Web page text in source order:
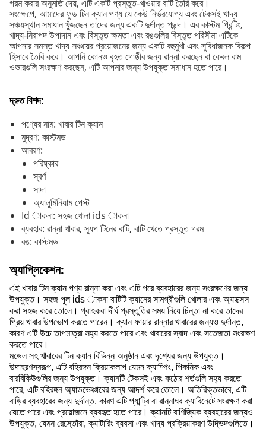
গরম করার অনুমতি দেয়, এটি একটি প্রস্তুত-খাওয়ার বাটি তৈরি করে।
সংক্ষেপে, আমাদের ফুড টিন ক্যান পণ্য যে কেউ নির্ভরযোগ্য এবং টেকসই খাদ্য
সঞ্চয়স্থান সমাধান খুঁজছেন তাদের জন্য একটি দুর্দান্ত পছন্দ। এর কাস্টম প্রিন্টিং,
খাদ্য-নিরাপদ উপাদান এবং বিস্তৃত ক্ষমতা এবং রঙগুলির বিস্তৃত পরিসীমা এটিকে
আপনার সমস্ত খাদ্য সঞ্চয়ের প্রয়োজনের জন্য একটি বহুমুখী এবং সুবিধাজনক বিকল্প
হিসাবে তৈরি করে। আপনি কোনও বৃহত গোষ্ঠীর জন্য রান্না করছেন বা কেবল বাম
ওভারগুলি সংরক্ষণ করছেন, এটি আপনার জন্য উপযুক্ত সমাধান হতে পারে।
দ্রুত বিশদ:
পণ্যের নাম: খাবার টিন ক্যান
মুদ্রণ: কাস্টমড
আবরণ:
পরিষ্কার
স্বর্ণ
সাদা
অ্যালুমিনিয়াম পেস্ট
Id াকনা: সহজ খোলা ids াকনা
ব্যবহার: রান্না খাবার, স্যুপ টিনের বাটি, বাটি খেতে প্রস্তুত গরম
রঙ: কাস্টমড
অ্যাপ্লিকেশন:
এই খাবার টিন ক্যান পণ্য রান্না করা এবং এটি পরে ব্যবহারের জন্য সংরক্ষণের জন্য
উপযুক্ত। সহজ পুল ids াকনা বাটিটি ক্যানের সামগ্রীগুলি খোলার এবং অ্যাক্সেস
করা সহজ করে তোলে। গ্রাহকরা দীর্ঘ প্রস্তুতির সময় নিয়ে চিন্তা না করে তাদের
প্রিয় খাবার উপভোগ করতে পারেন। ক্যান ফায়ার রান্নার খাবারের জন্যও দুর্দান্ত,
কারণ এটি উচ্চ তাপমাত্রা সহ্য করতে পারে এবং খাবারের স্বাদ এবং সতেজতা সংরক্ষণ
করতে পারে।
মডেল সহ খাবারের টিন ক্যান বিভিন্ন অনুষ্ঠান এবং দৃশ্যের জন্য উপযুক্ত।
উদাহরণস্বরূপ, এটি বহিরঙ্গন ক্রিয়াকলাপ যেমন ক্যাম্পিং, পিকনিক এবং
বারবিকিউগুলির জন্য উপযুক্ত। ক্যানটি টেকসই এবং কঠোর শর্তগুলি সহ্য করতে
পারে, এটি বহিরঙ্গন অ্যাডভেঞ্চারের জন্য আদর্শ করে তোলে। অতিরিক্তভাবে, এটি
বাড়ির ব্যবহারের জন্য দুর্দান্ত, কারণ এটি প্যান্ট্রি বা রান্নাঘর ক্যাবিনেটে সংরক্ষণ করা
যেতে পারে এবং প্রয়োজনে ব্যবহৃত হতে পারে। ক্যানটি বাণিজ্যিক ব্যবহারের জন্যও
উপযুক্ত, যেমন রেস্তোঁরা, ক্যাটারিং ব্যবসা এবং খাদ্য প্রক্রিয়াকরণ উদ্ভিদগুলিতে।